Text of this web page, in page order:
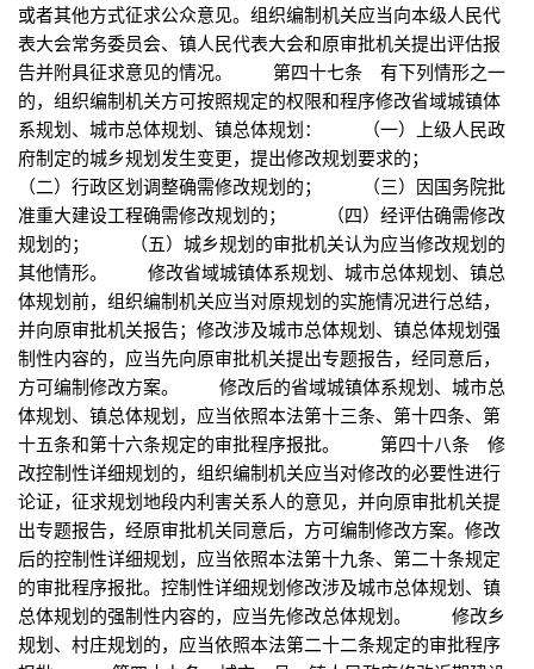
或者其他方式征求公众意见。组织编制机关应当向本级人民代
表大会常务委员会、镇人民代表大会和原审批机关提出评估报
告并附具征求意见的情况。 第四十七条 有下列情形之一
的，组织编制机关方可按照规定的权限和程序修改省域城镇体
系规划、城市总体规划、镇总体规划： （一）上级人民政
府制定的城乡规划发生变更，提出修改规划要求的；
（二）行政区划调整确需修改规划的； （三）因国务院批
准重大建设工程确需修改规划的； （四）经评估确需修改
规划的； （五）城乡规划的审批机关认为应当修改规划的
其他情形。 修改省域城镇体系规划、城市总体规划、镇总
体规划前，组织编制机关应当对原规划的实施情况进行总结，
并向原审批机关报告；修改涉及城市总体规划、镇总体规划强
制性内容的，应当先向原审批机关提出专题报告，经同意后，
方可编制修改方案。 修改后的省域城镇体系规划、城市总
体规划、镇总体规划，应当依照本法第十三条、第十四条、第
十五条和第十六条规定的审批程序报批。 第四十八条 修
改控制性详细规划的，组织编制机关应当对修改的必要性进行
论证，征求规划地段内利害关系人的意见，并向原审批机关提
出专题报告，经原审批机关同意后，方可编制修改方案。修改
后的控制性详细规划，应当依照本法第十九条、第二十条规定
的审批程序报批。控制性详细规划修改涉及城市总体规划、镇
总体规划的强制性内容的，应当先修改总体规划。 修改乡
规划、村庄规划的，应当依照本法第二十二条规定的审批程序